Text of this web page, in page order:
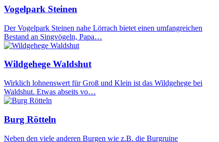
Vogelpark Steinen
Der Vogelpark Steinen nahe Lörrach bietet einen umfangreichen
Bestand an Singvögeln, Papa…
Wildgehege Waldshut
Wirklich lohnenswert für Groß und Klein ist das Wildgehege bei
Waldshut. Etwas abseits vo…
Burg Rötteln
Neben den viele anderen Burgen wie z.B. die Burgruine